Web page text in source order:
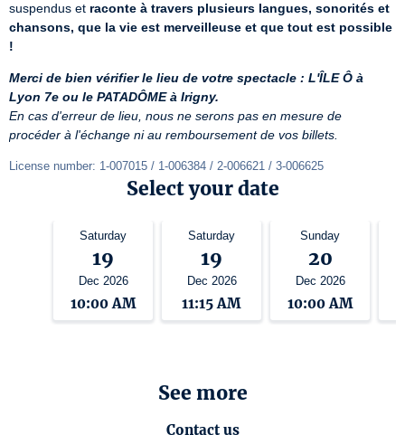
suspendus et raconte à travers plusieurs langues, sonorités et
chansons, que la vie est merveilleuse et que tout est possible
!
Merci de bien vérifier le lieu de votre spectacle : L'ÎLE Ô à
Lyon 7e ou le PATADÔME à Irigny.
En cas d'erreur de lieu, nous ne serons pas en mesure de
procéder à l'échange ni au remboursement de vos billets.
License number: 1-007015 / 1-006384 / 2-006621 / 3-006625
Select your date
Saturday
19
Dec 2026
10:00 AM
Saturday
19
Dec 2026
11:15 AM
Sunday
20
Dec 2026
10:00 AM
See more
Contact us